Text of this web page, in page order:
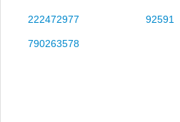
222472977 92591
790263578